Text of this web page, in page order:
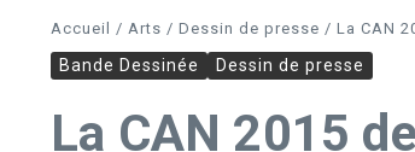
Accueil / Arts / Dessin de presse / La CAN
Bande Dessinée Dessin de presse
La CAN 2015